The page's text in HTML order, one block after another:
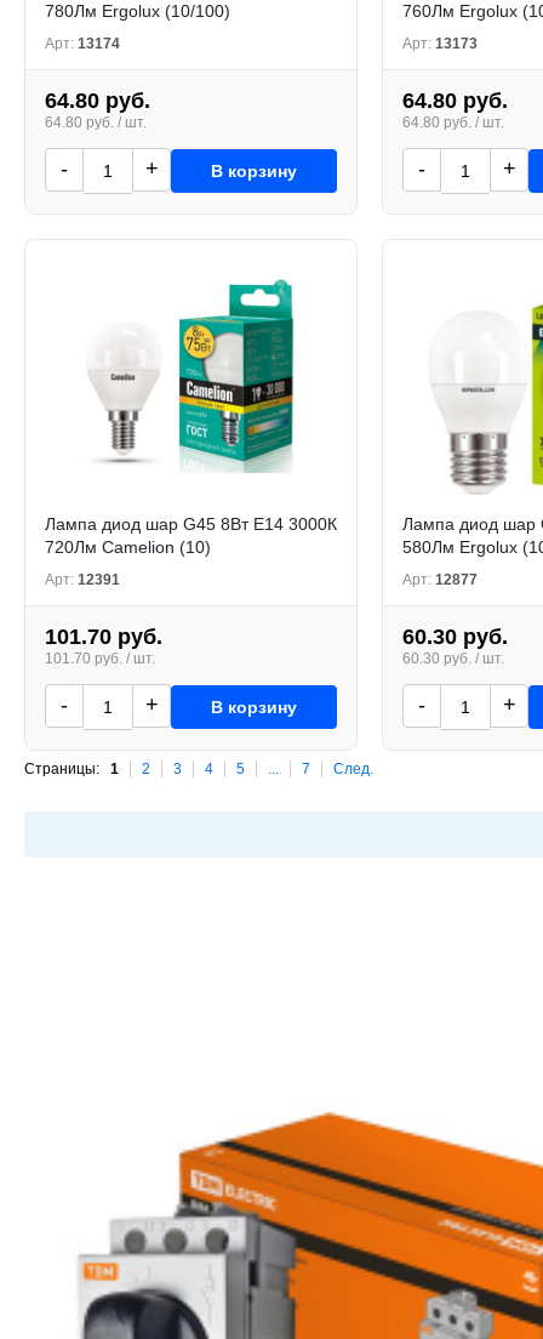
780Лм Ergolux (10/100)
Арт: 13174
64.80 руб.
64.80 руб. / шт.
- + В корзину
760Лм Ergolux
Арт: 13173
64.80 руб.
64.80 руб. / шт.
- +
Лампа диод шар G45 8Вт Е14 3000К
720Лм Camelion (10)
Арт: 12391
101.70 руб.
101.70 руб. / шт.
- + В корзину
Лампа диод шар
580Лм Ergolux
Арт: 12877
60.30 руб.
60.30 руб. / шт.
- +
Страницы: 1 2 3 4 5 7 След.